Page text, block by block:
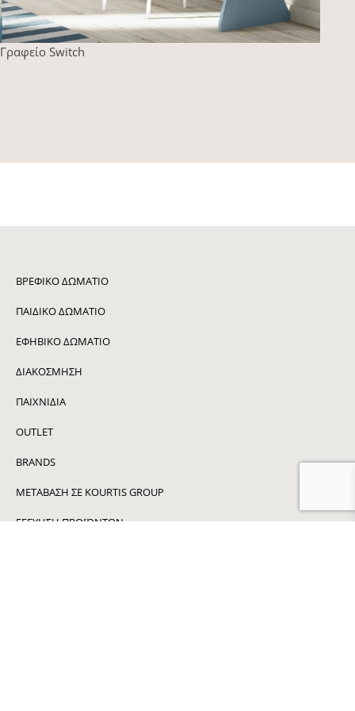
Γραφείο Switch
ΒΡΕΦΙΚΌ ΔΩΜΆΤΙΟ
ΠΑΙΔΙΚΌ ΔΩΜΆΤΙΟ
ΕΦΗΒΙΚΌ ΔΩΜΆΤΙΟ
ΔΙΑΚΌΣΜΗΣΗ
ΠΑΙΧΝΙΔΙΑ
OUTLET
BRANDS
ΜΕΤΑΒΑΣΗ ΣΕ KOURTIS GROUP
ΕΓΓΥΗΣΗ ΠΡΟΪΟΝΤΩΝ